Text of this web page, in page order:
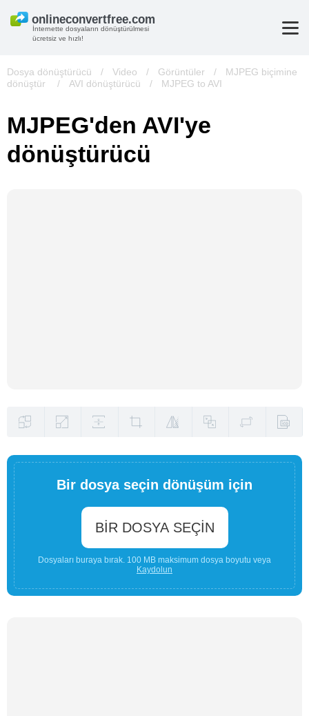
İnternette dosyaların dönüştürülmesi
ücretsiz ve hızlı!
Dosya dönüştürücü / Video / Görüntüler /
MJPEG biçimine
dönüştür
/ AVI dönüştürücü / MJPEG to AVI
MJPEG'den AVI'ye
dönüştürücü
Bir dosya seçin dönüşüm için
BIR DOSYA SEÇIN
Dosyaları buraya bırak. 100 MB maksimum dosya boyutu veya
Kaydolun